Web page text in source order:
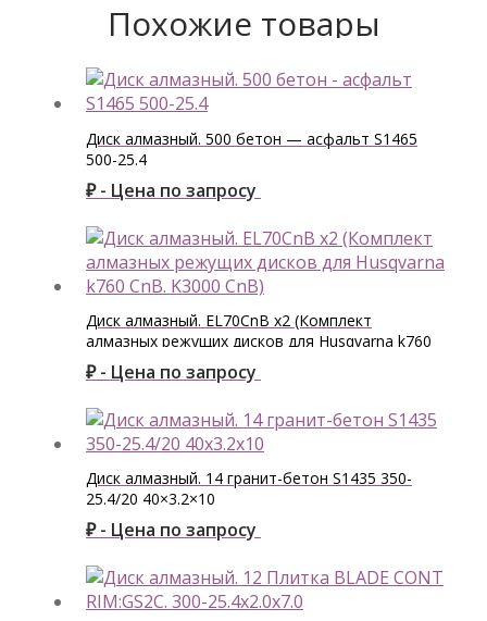
Похожие товары
Диск алмазный. 500 бетон — асфальт S1465
500-25.4
₽ - Цена по запросу
Диск алмазный. EL70CnB х2 (Комплект
алмазных режущих дисков для Husqvarna k760
CnB. K3000 CnB)
₽ - Цена по запросу
Диск алмазный. 14 гранит-бетон S1435 350-
25.4/20 40×3.2×10
₽ - Цена по запросу